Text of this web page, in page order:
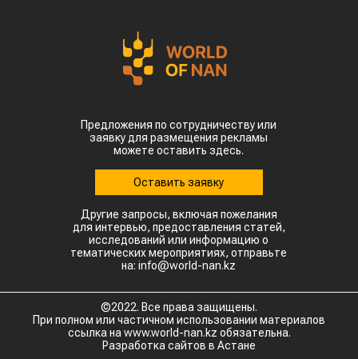
Предложения по сотрудничеству или
заявку для размещения рекламы
можете оставить здесь.
Оставить заявку
Другие запросы, включая пожелания
для интервью, предоставления статей,
исследований или информацию о
тематических мероприятиях, отправьте
на: info@world-nan.kz
©2022. Все права защищены.
При полном или частичном использовании материалов
ссылка на www.world-nan.kz обязательна.
Разработка сайтов в Астане